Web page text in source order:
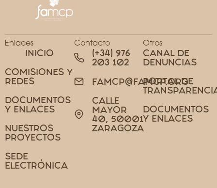
Enlaces
INICIO
COMISIONES Y
REDES
DOCUMENTOS
Y ENLACES
NUESTROS
PROYECTOS
SEDE
ELECTRÓNICA
Contacto
(+34) 976
203 102
FAMCP@FAMCP.ORG
CALLE
MAYOR
40, 50001
ZARAGOZA
Otros
CANAL DE
DENUNCIAS
PORTAL DE
DOCUMENTOS
Y ENLACES